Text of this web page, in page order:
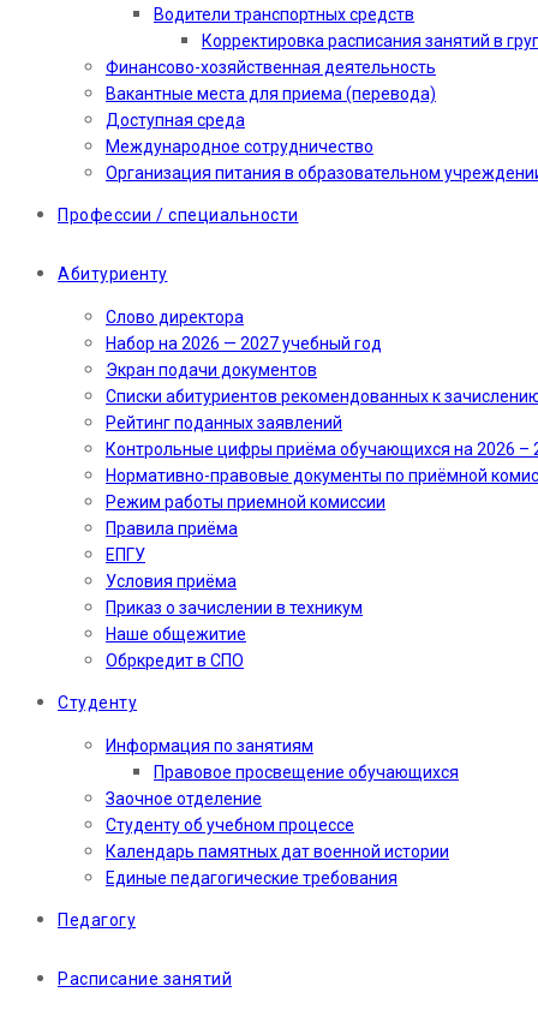
Водители транспортных средств
Корректировка расписания занятий в
Финансово-хозяйственная деятельность
Вакантные места для приема (перевода)
Доступная среда
Международное сотрудничество
Организация питания в образовательном
Профессии / специальности
Абитуриенту
Слово директора
Набор на 2026 — 2027 учебный год
Экран подачи документов
Cписки абитуриентов рекомендованных к
Рейтинг поданных заявлений
Контрольные цифры приёма обучающихся на 2026 –
Нормативно-правовые документы по приёмной
Режим работы приемной комиссии
Правила приёма
ЕПГУ
Условия приёма
Приказ о зачислении в техникум
Наше общежитие
Обркредит в СПО
Студенту
Информация по занятиям
Правовое просвещение обучающихся
Заочное отделение
Студенту об учебном процессе
Календарь памятных дат военной истории
Единые педагогические требования
Педагогу
Расписание занятий